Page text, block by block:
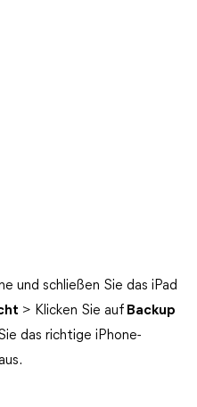
und schließen Sie das iPad
> Klicken Sie auf Backup
das richtige iPhone-